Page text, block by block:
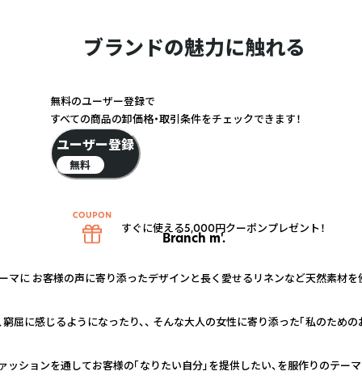
ブランドの魅力に触れる
Branch m'.
マに お客様の声に寄り添ったデザインと長く愛せるリネンなど天然素材
屈に感じるようになったり、、 そんな大人の女性に寄り添った「私のため
ションを通してお客様の「なりたい自分」を提供したい、を服作りのテー
無料のユーザー登録で
すべての商品の卸価格・取引条件をチェックできます！
ユーザー登録
無料
すぐに使える5,000円クーポンプレゼント！